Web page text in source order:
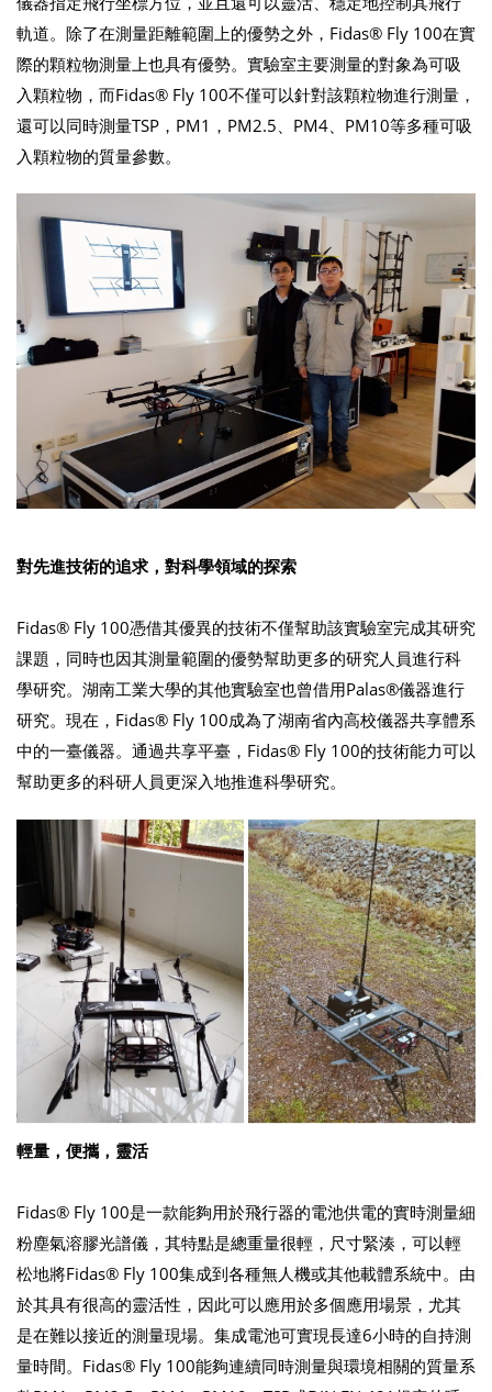
軌道。除了在測量距離範圍上的優勢之外，Fidas® Fly 100在實
際的顆粒物測量上也具有優勢。實驗室主要測量的對象為可吸
入顆粒物，而Fidas® Fly 100不僅可以針對該顆粒物進行測量，
還可以同時測量TSP，PM1，PM2.5、PM4、PM10等多種可吸
入顆粒物的質量參數。
對先進技術的追求，對科學領域的探索
Fidas® Fly 100憑借其優異的技術不僅幫助該實驗室完成其研究
課題，同時也因其測量範圍的優勢幫助更多的研究人員進行科
學研究。湖南工業大學的其他實驗室也曾借用Palas®儀器進行
研究。現在，Fidas® Fly 100成為了湖南省內高校儀器共享體系
中的一臺儀器。通過共享平臺，Fidas® Fly 100的技術能力可以
幫助更多的科研人員更深入地推進科學研究。
輕量，便攜，靈活
Fidas® Fly 100是一款能夠用於飛行器的電池供電的實時測量細
粉塵氣溶膠光譜儀，其特點是總重量很輕，尺寸緊湊，可以輕
松地將Fidas® Fly 100集成到各種無人機或其他載體系統中。由
於其具有很高的靈活性，因此可以應用於多個應用場景，尤其
是在難以接近的測量現場。集成電池可實現長達6小時的自持測
量時間。Fidas® Fly 100能夠連續同時測量與環境相關的質量系